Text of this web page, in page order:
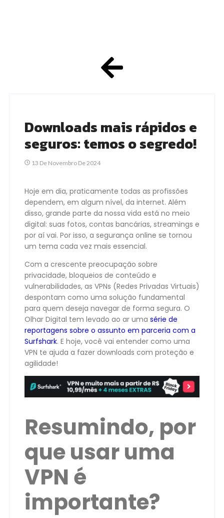
Downloads mais rápidos e
seguros: temos o segredo!
13 De Novembro De 2024
Hoje em dia, praticamente todas as profissões
dependem, em algum nível, da internet. Além
disso, grande parte da nossa vida está no meio
digital: suas fotos, contas bancárias, streamings e
por aí vai. Por isso, a segurança online se tornou
um tema cada vez mais essencial.
Com a crescente preocupação sobre
privacidade, bloqueios de conteúdo e
vulnerabilidades, as VPNs (Redes Privadas Virtuais)
despontam como uma solução fundamental
para quem deseja navegar de forma segura. O
Olhar Digital tem levado ao ar uma série de
reportagens sobre o assunto em parceria com a
Surfshark. E hoje, você vai entender como uma
VPN te ajuda a fazer downloads com proteção e
agilidade!
Resumindo, por
que usar uma
VPN é
importante?